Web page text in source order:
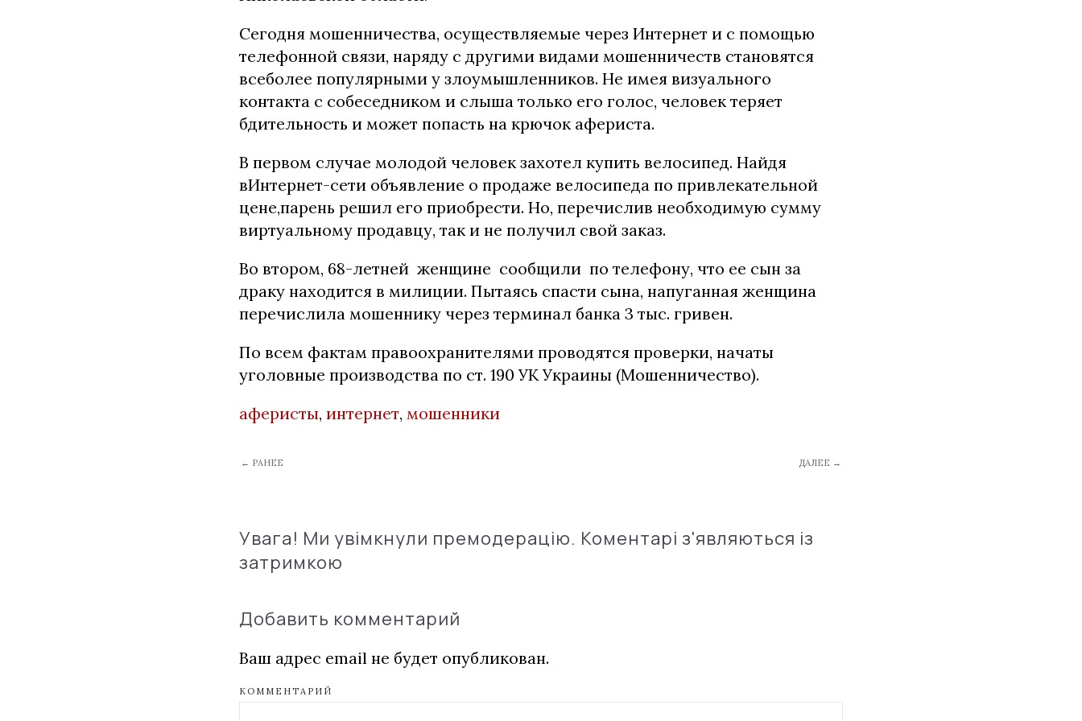
Сегодня мошенничества, осуществляемые через Интернет и с помощью
телефонной связи, наряду с другими видами мошенничеств становятся
всеболее популярными у злоумышленников. Не имея визуального
контакта с собеседником и слыша только его голос, человек теряет
бдительность и может попасть на крючок афериста.
В первом случае молодой человек захотел купить велосипед. Найдя
вИнтернет-сети объявление о продаже велосипеда по привлекательной
цене,парень решил его приобрести. Но, перечислив необходимую сумму
виртуальному продавцу, так и не получил свой заказ.
Во втором, 68-летней женщине сообщили по телефону, что ее сын за
драку находится в милиции. Пытаясь спасти сына, напуганная женщина
перечислила мошеннику через терминал банка 3 тыс. гривен.
По всем фактам правоохранителями проводятся проверки, начаты
уголовные производства по ст. 190 УК Украины (Мошенничество).
аферисты, интернет, мошенники
← РАНЕЕ ДАЛЕЕ →
Увага! Ми увімкнули премодерацію. Коментарі з'являються із
затримкою
Добавить комментарий
Ваш адрес email не будет опубликован.
КОММЕНТАРИЙ